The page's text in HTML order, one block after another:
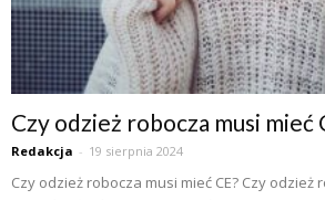
Czy odzież robocza musi mieć
Redakcja - 19 sierpnia 2024
Czy odzież robocza musi mieć CE? Czy odzież